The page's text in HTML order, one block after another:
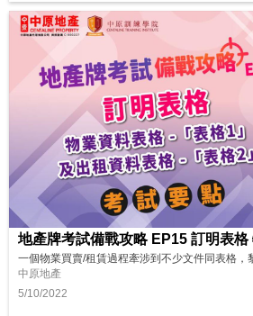
中原地產
5/10/2022